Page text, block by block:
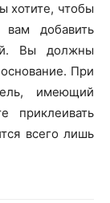
хотите, чтобы
добавить
Вы должны
При
имеющий
приклеивать
всего лишь